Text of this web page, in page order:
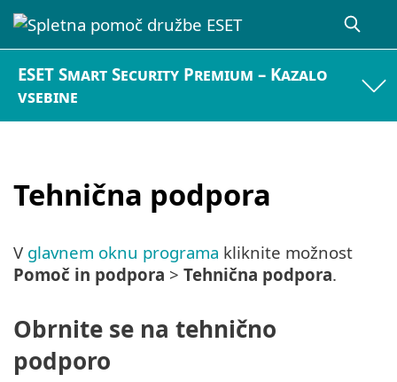
ESET Smart Security Premium – Kazalo
vsebine
Tehnična podpora
V glavnem oknu programa kliknite možnost
Pomoč in podpora > Tehnična podpora.
Obrnite se na tehnično
podporo